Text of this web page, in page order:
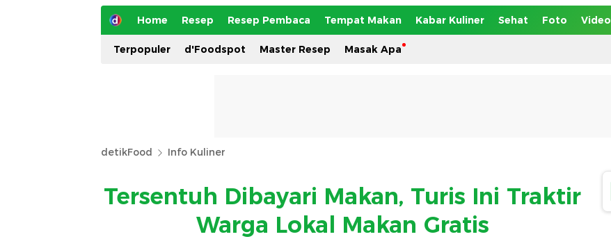
Home Resep Resep Pembaca Tempat Makan Kabar Kuliner Sehat Foto Video
Terpopuler d'Foodspot Master Resep Masak Apa
detikFood Info Kuliner
Tersentuh Dibayari Makan, Turis Ini Traktir
Warga Lokal Makan Gratis